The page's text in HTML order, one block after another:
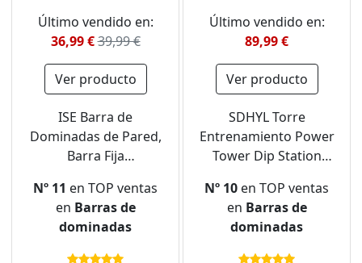
Último vendido en:
36,99 €39,99 €
Ver producto
ISE Barra de
Dominadas de Pared,
Barra Fija
Flexiones, Barra
Dominadas Pared TRX
entrenamiento en
casa, Pull Up Bar
Nº 11 en TOP ventas
en Barras de
dominadas
Último vendido en:
89,99 €
Ver producto
SDHYL Torre
Entrenamiento Power
Tower Dip Station
para Gimnasio en
Casa Estación de
Fondos Pull Up
Dominadas
Nº 10 en TOP ventas
en Barras de
dominadas